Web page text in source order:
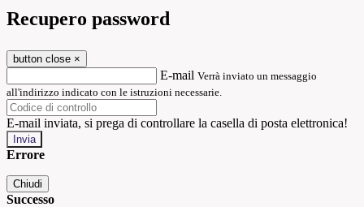
Recupero password
button close ×
E-mail Verrà inviato un messaggio
all'indirizzo indicato con le istruzioni necessarie.
E-mail inviata, si prega di controllare la casella di posta elettronica!
Errore
Chiudi
Successo